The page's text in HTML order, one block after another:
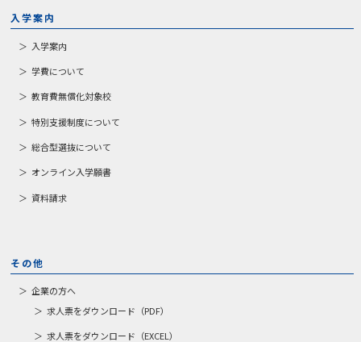
入学案内
入学案内
学費について
教育費無償化対象校
特別支援制度について
総合型選抜について
オンライン入学願書
資料請求
その他
企業の方へ
求人票をダウンロード（PDF）
求人票をダウンロード（EXCEL）